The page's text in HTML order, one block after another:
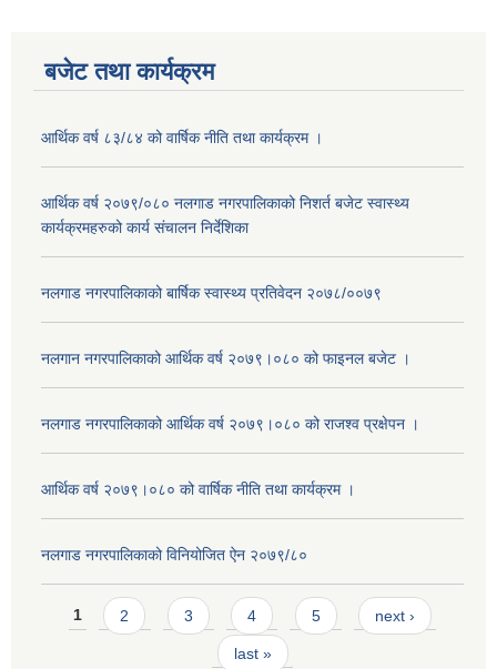
बजेट तथा कार्यक्रम
आर्थिक वर्ष ८३/८४ को वार्षिक नीति तथा कार्यक्रम ।
आर्थिक वर्ष २०७९/०८० नलगाड नगरपालिकाको निशर्त बजेट स्वास्थ्य
कार्यक्रमहरुको कार्य संचालन निर्देशिका
नलगाड नगरपालिकाको बार्षिक स्वास्थ्य प्रतिवेदन २०७८/००७९
नलगान नगरपालिकाको आर्थिक वर्ष २०७९।०८० को फाइनल बजेट ।
नलगाड नगरपालिकाको आर्थिक वर्ष २०७९।०८० को राजश्व प्रक्षेपन ।
आर्थिक वर्ष २०७९।०८० को वार्षिक नीति तथा कार्यक्रम ।
नलगाड नगरपालिकाको विनियोजित ऐन २०७९/८०
Pages
1 2 3 4 5 next ›
last »